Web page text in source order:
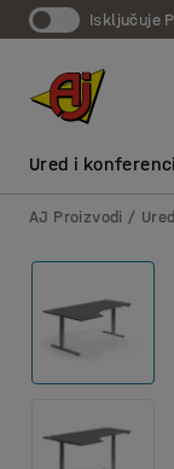
Isključuje
Ured i
AJ Proizvodi